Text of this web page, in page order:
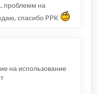
проблемм на
спасибо PPK
на использование